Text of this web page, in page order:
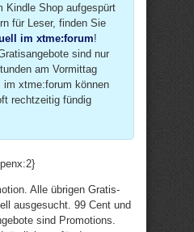
Kindle Shop aufgespürt
für Leser, finden Sie
im xtme:forum!
sind nur
am Vormittag
im xtme:forum können
rechtzeitig fündig
Alle übrigen Gratis-
ausgesucht. 99 Cent und
sind Promotions.